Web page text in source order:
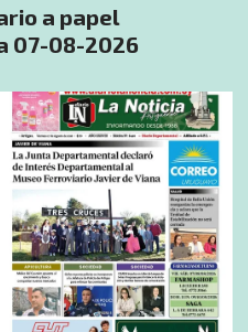
a papel
07-08-2026